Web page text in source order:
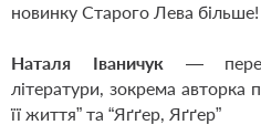
новинку Старого Лева більше!
Наталя Іваничук —
літератури, зокрема авторка
її життя” та “Яґґер, Яґґер”